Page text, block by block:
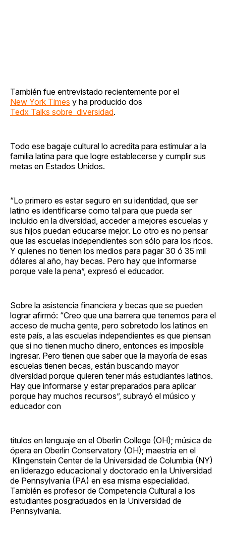
También fue entrevistado recientemente por el
New York Times y ha producido dos
Tedx Talks sobre diversidad.
Todo ese bagaje cultural lo acredita para estimular a la
familia latina para que logre establecerse y cumplir sus
metas en Estados Unidos.
“Lo primero es estar seguro en su identidad, que ser
latino es identificarse como tal para que pueda ser
incluido en la diversidad, acceder a mejores escuelas y
sus hijos puedan educarse mejor. Lo otro es no pensar
que las escuelas independientes son sólo para los ricos.
Y quienes no tienen los medios para pagar 30 ó 35 mil
dólares al año, hay becas. Pero hay que informarse
porque vale la pena”, expresó el educador.
Sobre la asistencia financiera y becas que se pueden
lograr afirmó: “Creo que una barrera que tenemos para el
acceso de mucha gente, pero sobretodo los latinos en
este país, a las escuelas independientes es que piensan
que si no tienen mucho dinero, entonces es imposible
ingresar. Pero tienen que saber que la mayoría de esas
escuelas tienen becas, están buscando mayor
diversidad porque quieren tener más estudiantes latinos.
Hay que informarse y estar preparados para aplicar
porque hay muchos recursos”, subrayó el músico y
educador con
títulos en lenguaje en el Oberlin College (OH); música de
ópera en Oberlin Conservatory (OH); maestría en el
Klingenstein Center de la Universidad de Columbia (NY)
en liderazgo educacional y doctorado en la Universidad
de Pennsylvania (PA) en esa misma especialidad.
También es profesor de Competencia Cultural a los
estudiantes posgraduados en la Universidad de
Pennsylvania.